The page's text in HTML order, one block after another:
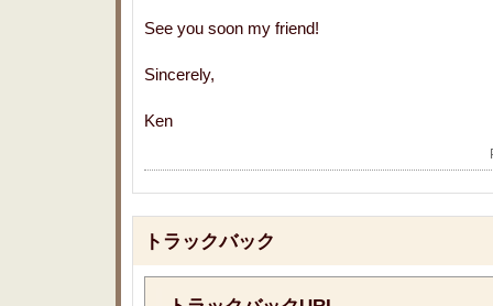
See you soon my friend!
Sincerely,
Ken
トラックバック